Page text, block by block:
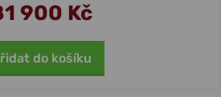
900 Kč
do košíku